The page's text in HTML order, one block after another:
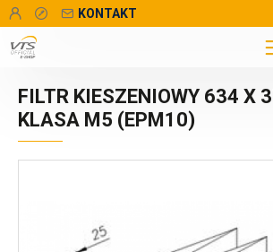
KONTAKT
FILTR KIESZENIOWY 634 X
KLASA M5 (EPM10)